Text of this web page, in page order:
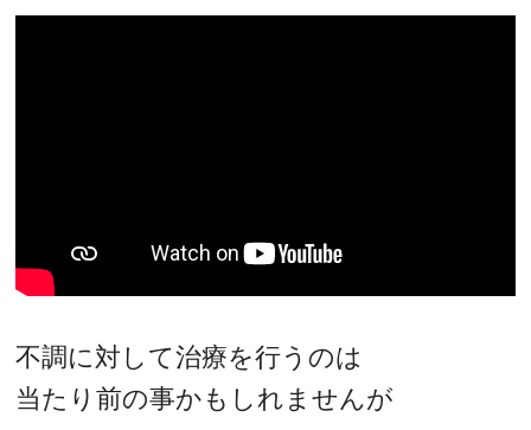
不調に対して治療を行うのは
当たり前の事かもしれませんが